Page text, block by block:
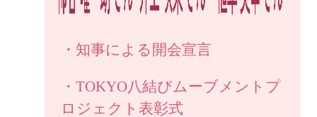
・知事による開会宣言
・TOKYO八結びムーブメントプ
ロジェクト表彰式